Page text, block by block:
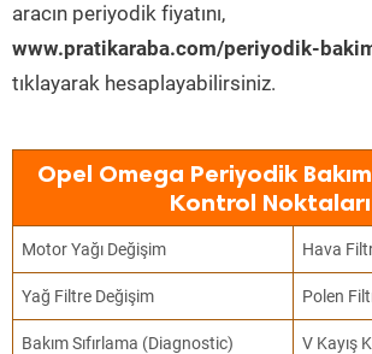
aracın periyodik fiyatını,
www.pratikaraba.com/periyodik-
tıklayarak hesaplayabilirsiniz.
Opel Omega Periyodik
Kontrol Noktaları
Motor Yağı Değişim Hava
Yağ Filtre Değişim Polen
Bakım Sıfırlama (Diagnostic) V Kayış